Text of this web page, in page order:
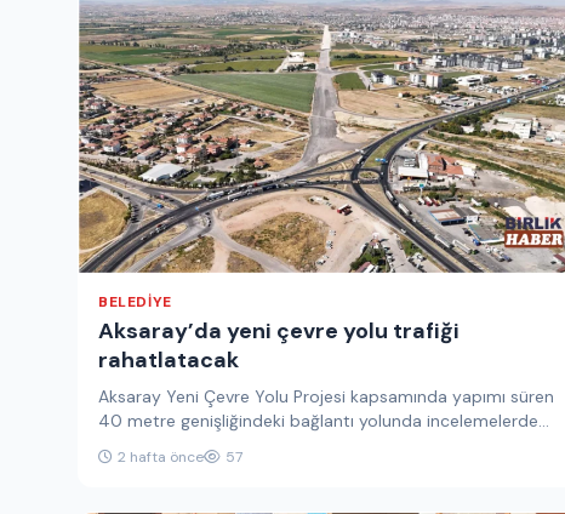
BELEDIYE
Aksaray’da yeni çevre yolu trafiği
rahatlatacak
Aksaray Yeni Çevre Yolu Projesi kapsamında yapımı süren
40 metre genişliğindeki bağlantı yolunda incelemelerde
bulunan Belediye Başkanı Dr.…
2 hafta önce 57